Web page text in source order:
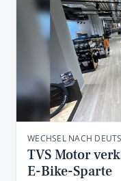
WECHSEL NACH
TVS Motor
E-Bike-Sparte